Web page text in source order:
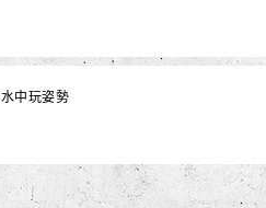
水中玩姿勢